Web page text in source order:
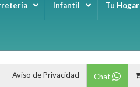
Infantil Tu Hogar
Aviso de Privacidad Chat